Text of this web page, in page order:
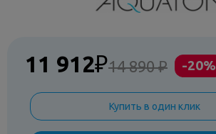
11 912₽14 890 ₽ -20%
Купить в один клик